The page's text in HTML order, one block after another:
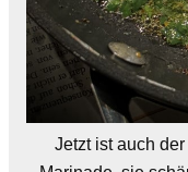
Jetzt ist auch